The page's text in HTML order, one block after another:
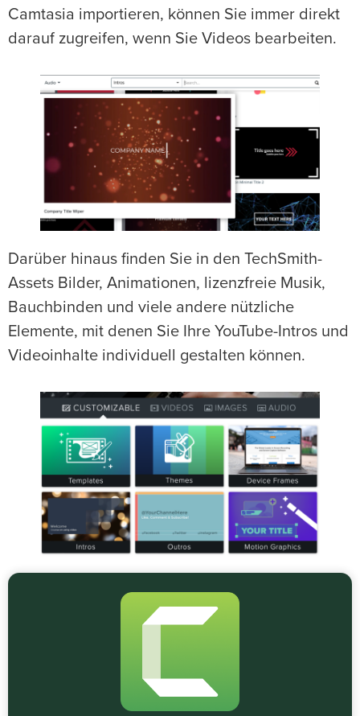
Camtasia importieren, können Sie immer direkt
darauf zugreifen, wenn Sie Videos bearbeiten.
Darüber hinaus finden Sie in den TechSmith-
Assets Bilder, Animationen, lizenzfreie Musik,
Bauchbinden und viele andere nützliche
Elemente, mit denen Sie Ihre YouTube-Intros und
Videoinhalte individuell gestalten können.